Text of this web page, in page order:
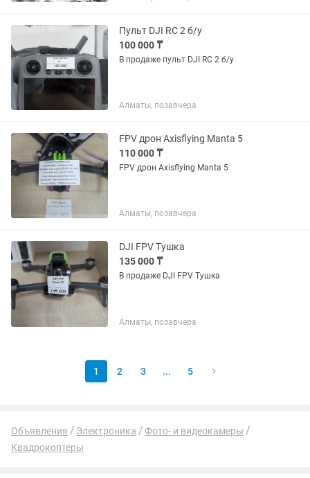
Пульт DJI RC 2 б/у
100 000 ₸
В продаже пульт DJI RC 2 б/у
Алматы, позавчера
FPV дрон Axisflying Manta 5
110 000 ₸
FPV дрон Axisflying Manta 5
Алматы, позавчера
DJI FPV Тушка
135 000 ₸
В продаже DJI FPV Тушка
Алматы, позавчера
1 2 3 ... 5
Объявления Электроника
Фото- и видеокамеры
Квадрокоптеры